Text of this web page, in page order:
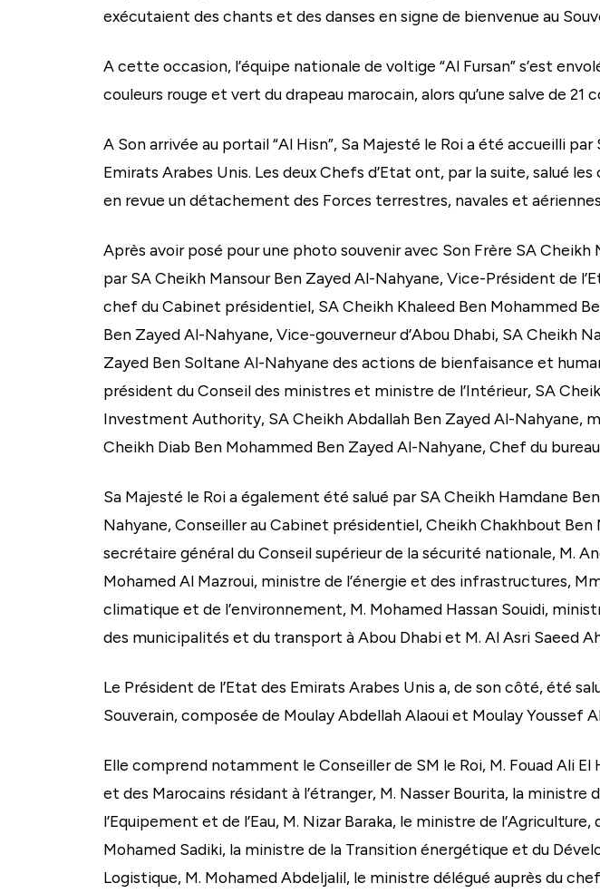
exécutaient des chants et des danses en signe de bienvenue au
A cette occasion, l’équipe nationale de voltige “Al Fursan” s’est
couleurs rouge et vert du drapeau marocain, alors qu’une salve de
A Son arrivée au portail “Al Hisn”, Sa Majesté le Roi a été accueilli
Emirats Arabes Unis. Les deux Chefs d’Etat ont, par la suite, salué
en revue un détachement des Forces terrestres, navales et
Après avoir posé pour une photo souvenir avec Son Frère SA
par SA Cheikh Mansour Ben Zayed Al-Nahyane, Vice-Président de
chef du Cabinet présidentiel, SA Cheikh Khaleed Ben Mohammed
Ben Zayed Al-Nahyane, Vice-gouverneur d’Abou Dhabi, SA Cheikh
Zayed Ben Soltane Al-Nahyane des actions de bienfaisance et
président du Conseil des ministres et ministre de l’Intérieur, SA
Investment Authority, SA Cheikh Abdallah Ben Zayed Al-
Cheikh Diab Ben Mohammed Ben Zayed Al-Nahyane, Chef du
Sa Majesté le Roi a également été salué par SA Cheikh Hamdane
Nahyane, Conseiller au Cabinet présidentiel, Cheikh Chakhbout
secrétaire général du Conseil supérieur de la sécurité nationale, M.
Mohamed Al Mazroui, ministre de l’énergie et des infrastructures,
climatique et de l’environnement, M. Mohamed Hassan Souidi,
des municipalités et du transport à Abou Dhabi et M. Al Asri Saeed
Le Président de l’Etat des Emirats Arabes Unis a, de son côté, été
Souverain, composée de Moulay Abdellah Alaoui et Moulay Youssef
Elle comprend notamment le Conseiller de SM le Roi, M. Fouad Ali
et des Marocains résidant à l’étranger, M. Nasser Bourita, la
l’Equipement et de l’Eau, M. Nizar Baraka, le ministre de
Mohamed Sadiki, la ministre de la Transition énergétique et du
Logistique, M. Mohamed Abdeljalil, le ministre délégué auprès du